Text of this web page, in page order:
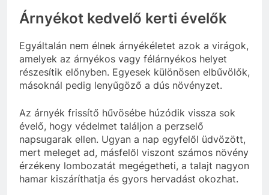
Árnyékot kedvelő kerti évelők
Egyáltalán nem élnek árnyékéletet azok a virágok,
amelyek az árnyékos vagy félárnyékos helyet
részesítik előnyben. Egyesek különösen elbűvölők,
másoknál pedig lenyűgöző a dús növényzet.
Az árnyék frissítő hűvösébe húzódik vissza sok
évelő, hogy védelmet találjon a perzselő
napsugarak ellen. Ugyan a nap egyfelől üdvözött,
mert meleget ad, másfelől viszont számos növény
érzékeny lombozatát megégetheti, a talajt nagyon
hamar kiszáríthatja és gyors hervadást okozhat.